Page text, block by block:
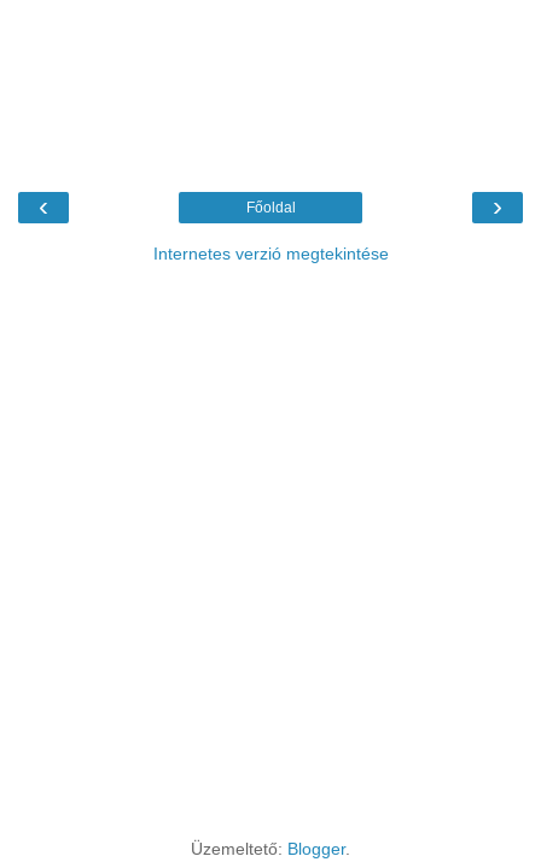
‹ ›
Főoldal
Internetes verzió megtekintése
Üzemeltető: Blogger.